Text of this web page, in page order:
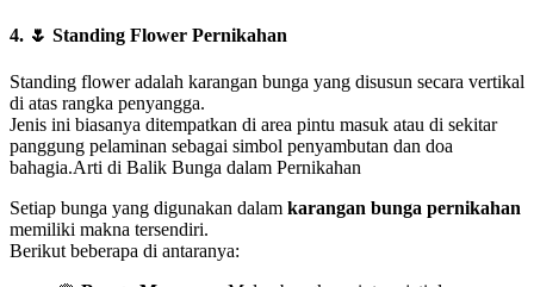
4. 🌷 Standing Flower Pernikahan
Standing flower adalah karangan bunga yang disusun secara vertikal
di atas rangka penyangga.
Jenis ini biasanya ditempatkan di area pintu masuk atau di sekitar
panggung pelaminan sebagai simbol penyambutan dan doa
bahagia.Arti di Balik Bunga dalam Pernikahan
Setiap bunga yang digunakan dalam karangan bunga pernikahan
memiliki makna tersendiri.
Berikut beberapa di antaranya: